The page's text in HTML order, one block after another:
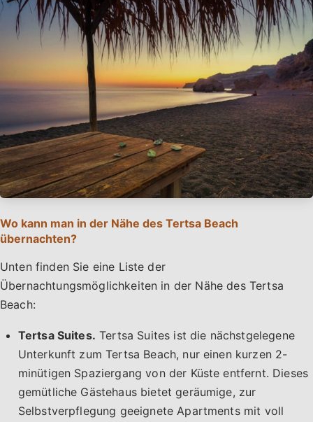
Wo kann man in der Nähe des Tertsa Beach
übernachten?
Unten finden Sie eine Liste der
Übernachtungsmöglichkeiten in der Nähe des Tertsa
Beach:
Tertsa Suites. Tertsa Suites ist die nächstgelegene
Unterkunft zum Tertsa Beach, nur einen kurzen 2-
minütigen Spaziergang von der Küste entfernt. Dieses
gemütliche Gästehaus bietet geräumige, zur
Selbstverpflegung geeignete Apartments mit voll